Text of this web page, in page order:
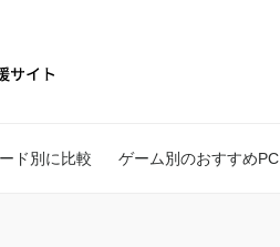
ド別に比較 ゲーム別のおすすめPC